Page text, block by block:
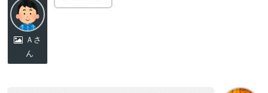
Ａさ
ん